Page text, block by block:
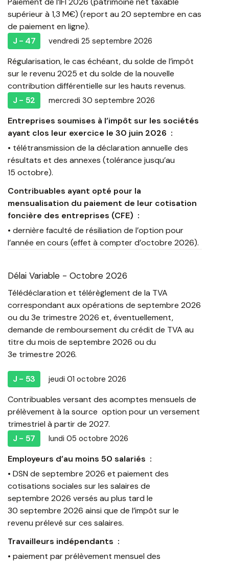
supérieur à 1,3 M€) (report au 20 septembre en cas
de paiement en ligne).
J - 47
vendredi 25 septembre 2026
Régularisation, le cas échéant, du solde de l’impôt
sur le revenu 2025 et du solde de la nouvelle
contribution différentielle sur les hauts revenus.
J - 52
mercredi 30 septembre 2026
Entreprises soumises à l’impôt sur les sociétés
ayant clos leur exercice le 30 juin 2026 :
• télétransmission de la déclaration annuelle des
résultats et des annexes (tolérance jusqu’au
15 octobre).
Contribuables ayant opté pour la
mensualisation du paiement de leur cotisation
foncière des entreprises (CFE) :
• dernière faculté de résiliation de l’option pour
l’année en cours (effet à compter d’octobre 2026).
Délai Variable - Octobre 2026
Télédéclaration et télérèglement de la TVA
correspondant aux opérations de septembre 2026
ou du 3e trimestre 2026 et, éventuellement,
demande de remboursement du crédit de TVA au
titre du mois de septembre 2026 ou du
3e trimestre 2026.
J - 53 jeudi 01 octobre 2026
Contribuables versant des acomptes mensuels de
prélèvement à la source option pour un versement
trimestriel à partir de 2027.
J - 57
lundi 05 octobre 2026
Employeurs d’au moins 50 salariés :
• DSN de septembre 2026 et paiement des
cotisations sociales sur les salaires de
septembre 2026 versés au plus tard le
30 septembre 2026 ainsi que de l’impôt sur le
revenu prélevé sur ces salaires.
Travailleurs indépendants :
• paiement par prélèvement mensuel des